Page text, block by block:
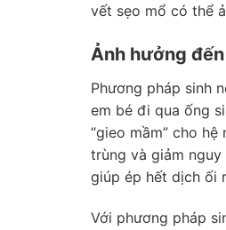
vết sẹo mổ có thể
Ảnh hưởng
Phương pháp sinh
em bé đi qua ống
“gieo mầm” cho
trùng và giảm
giúp ép hết dịch ối
Với phương pháp